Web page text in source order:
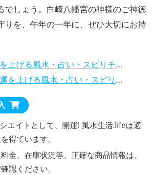
でしょう。白崎八幡宮の神様のご神徳
りを、午年の一年に、ぜひ大切にお持
る風水・占い・スピリチュアルな方法
げる風水・占い・スピリチュアルな方法
エイトとして、開運! 風水生活.lifeは適
得ています。
金、在庫状況等、正確な商品情報は、
認ください。